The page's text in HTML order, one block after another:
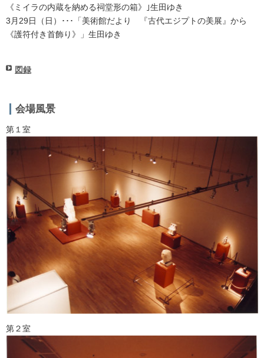
《ミイラの内蔵を納める祠堂形の箱》｣生田ゆき
3月29日（日）･･･「美術館だより 『古代エジプトの美展』から
《護符付き首飾り》」生田ゆき
図録
会場風景
第１室
第２室